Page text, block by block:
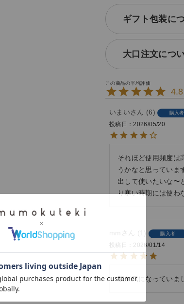
ギフト包装に
大口注文につ
いまい 6 購入者
投稿日
2026/05/20
それほど使用頻度は
うかなと思っていま
出して使いたいな〜
り寒い時期には使わ
mm 購入者
投稿日
2026/01/14
柄が気になっていま